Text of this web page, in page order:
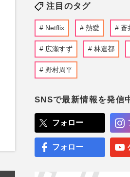
大盛り”写
えたらラ
かした“幻
ゾーン』
散りばめら
大事な要素
『映画ち
ひみつ』
にボンボ
配布、“フ
ついた第1
注目のタグ
Netflix 熱愛 蒼
広瀬すず 林遣都
野村周平
SNSで最新情報を発信
フォロー
フォロー